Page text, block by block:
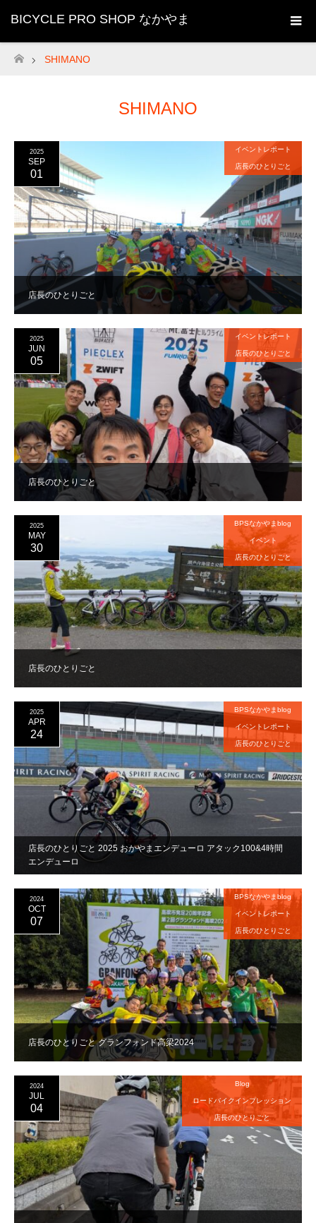
BICYCLE PRO SHOP なかやま
ホーム
SHIMANO
SHIMANO
店長のひとりごと
2025
SEP
01
イベントレポート
店長のひとりごと
店長のひとりごと
2025
JUN
05
イベントレポート
店長のひとりごと
店長のひとりごと
2025
MAY
30
BPSなかやまblog
イベント
店長のひとりごと
店長のひとりごと 2025 おかやまエンデューロ アタック100&4時間
エンデューロ
2025
APR
24
BPSなかやまblog
イベントレポート
店長のひとりごと
店長のひとりごと グランフォンド高梁2024
2024
OCT
07
BPSなかやまblog
イベントレポート
店長のひとりごと
2024
JUL
04
Blog
ロードバイクインプレッション
店長のひとりごと